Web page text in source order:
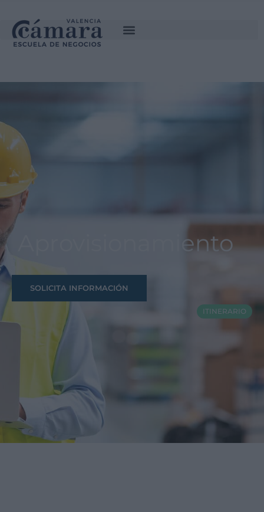
SOLICITA INFORMACIÓN
Aprovisionamiento
ITINERARIO
SOLICITA INFORMACIÓN